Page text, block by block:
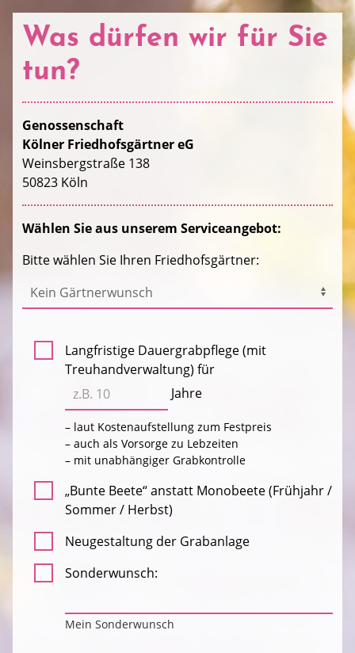
Was dürfen wir für Sie
tun?
Genossenschaft
Kölner Friedhofsgärtner eG
Weinsbergstraße 138
50823 Köln
Wählen Sie aus unserem Serviceangebot:
Bitte wählen Sie Ihren Friedhofsgärtner:
Langfristige Dauergrabpflege (mit
Treuhandverwaltung) für
Jahre
– laut Kostenaufstellung zum Festpreis
– auch als Vorsorge zu Lebzeiten
– mit unabhängiger Grabkontrolle
„Bunte Beete“ anstatt Monobeete (Frühjahr /
Sommer / Herbst)
Neugestaltung der Grabanlage
Sonderwunsch:
Mein Sonderwunsch